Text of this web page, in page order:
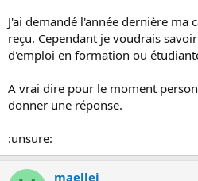
u
s
s
i
n
J'ai demandé l'année dernière ma
reçu. Cependant je voudrais
d'emploi en formation ou
A vrai dire pour le moment
donner une réponse.
:unsure:
maellej